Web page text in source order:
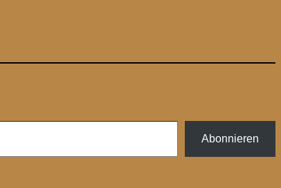
Abonnieren